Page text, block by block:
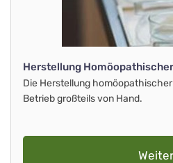
Herstellung
Die Herstellung
Betrieb großteils von Hand.
Weiter